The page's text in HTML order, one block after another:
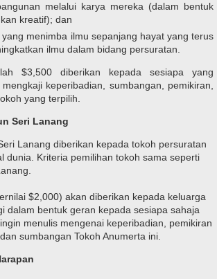
melalui karya mereka (dalam bentuk
kreatif); dan
menimba ilmu sepanjang hayat yang terus
ilmu dalam bidang persuratan.
$3,500 diberikan kepada sesiapa yang
keperibadian, sumbangan, pemikiran,
yang terpilih.
Seri Lanang
Lanang diberikan kepada tokoh persuratan
dunia. Kriteria pemilihan tokoh sama seperti
$2,000) akan diberikan kepada keluarga
dalam bentuk geran kepada sesiapa sahaja
menulis mengenai keperibadian, pemikiran
sumbangan Tokoh Anumerta ini.